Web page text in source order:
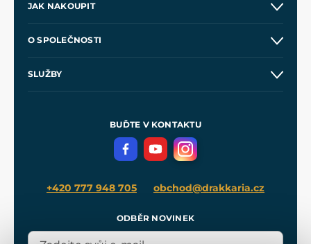
JAK NAKOUPIT
Velkoobchod
O SPOLEČNOSTI
SLUŽBY
Meče pro Kingdom Come
BUĎTE V KONTAKTU
+420 777 948 705 obchod@drakkaria.cz
ODBĚR NOVINEK